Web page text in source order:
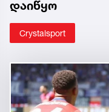
დაიწყო
Crystalsport